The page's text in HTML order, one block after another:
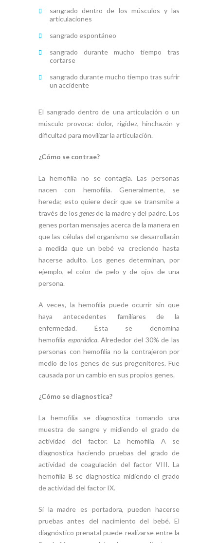
sangrado dentro de los músculos y las
articulaciones
sangrado espontáneo
sangrado durante mucho tiempo tras
cortarse
sangrado durante mucho tiempo tras sufrir
un accidente
El sangrado dentro de una articulación o un
músculo provoca: dolor, rigidez, hinchazón y
dificultad para movilizar la articulación.
¿Cómo se contrae?
La hemofilia no se contagia. Las personas
nacen con hemofilia. Generalmente, se
hereda; esto quiere decir que se transmite a
través de los genesde la madre y del padre. Los
genes portan mensajes acerca de la manera en
que las células del organismo se desarrollarán
a medida que un bebé va creciendo hasta
hacerse adulto. Los genes determinan, por
ejemplo, el color de pelo y de ojos de una
persona.
A veces, la hemofilia puede ocurrir sin que
haya antecedentes familiares de la
enfermedad. Ésta se denomina
hemofilia esporádica. Alrededor del 30% de las
personas con hemofilia no la contrajeron por
medio de los genes de sus progenitores. Fue
causada por un cambio en sus propios genes.
¿Cómo se diagnostica?
La hemofilia se diagnostica tomando una
muestra de sangre y midiendo el grado de
actividad del factor. La hemofilia A se
diagnostica haciendo pruebas del grado de
actividad de coagulación del factor VIII. La
hemofilia B se diagnostica midiendo el grado
de actividad del factor IX.
Si la madre es portadora, pueden hacerse
pruebas antes del nacimiento del bebé. El
diagnóstico prenatal puede realizarse entre la